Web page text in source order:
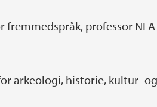
fremmedspråk, professor
arkeologi, historie, kultur- og